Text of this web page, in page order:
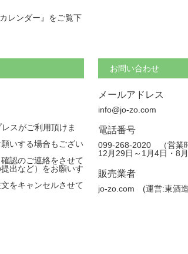
レンダー』をご覧下
スがご利用頂けま
いする場合もござい
認のご連絡をさせて
出など）をお願いす
をキャンセルさせて
お問い合わせ
メールアドレス
info@jo-zo.com
電話番号
099-268-2020 （営業
12月29日～1月4日・8
販売業者
jo-zo.com (運営:東酒